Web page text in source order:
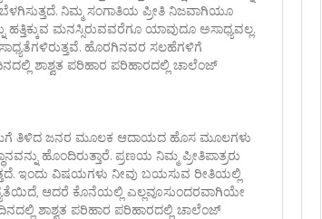
ಬೆಳಗಿಸುತ್ತದೆ. ನಿಮ್ಮ ಸಂಗಾತಿಯ ಪ್ರೀತಿ ನಿಜವಾಗಿಯೂ
ಹತ್ತಿಕ್ಕುವ ಮನಸ್ಸಿರುವವರೆಗೂ ಯಾವುದೂ ಅಸಾಧ್ಯವಲ್ಲ.
ಹೊರಗಿನವರ ಸಲಹೆಗಳಿಗೆ
ಶಾಶ್ವತ ಪರಿಹಾರ ಪರಿಹಾರದಲ್ಲಿ ಚಾಲೆಂಜ್
ನಿಮಗೆ ತಿಳಿದ ಜನರ ಮೂಲಕ ಆದಾಯದ ಹೊಸ ಮೂಲಗಳು
ಹೊಂದಿರುತ್ತಾರೆ. ಪ್ರಣಯ ನಿಮ್ಮ ಪ್ರೀತಿಪಾತ್ರರು
ಇಂದು ವಿಷಯಗಳು ನೀವು ಬಯಸುವ ರೀತಿಯಲ್ಲಿ
ಆದರೆ ಕೊನೆಯಲ್ಲಿ ಎಲ್ಲವೂಸುಂದರವಾಗಿಯೇ
ಶಾಶ್ವತ ಪರಿಹಾರ ಪರಿಹಾರದಲ್ಲಿ ಚಾಲೆಂಜ್